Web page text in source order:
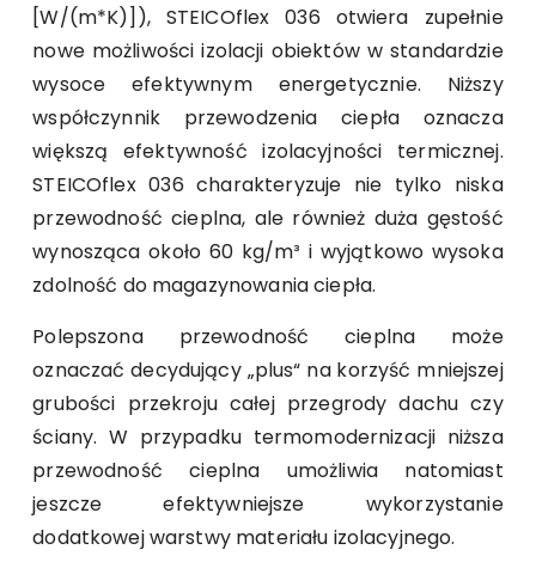
[W/(m*K)]), STEICOflex 036 otwiera zupełnie
nowe możliwości izolacji obiektów w standardzie
wysoce efektywnym energetycznie. Niższy
współczynnik przewodzenia ciepła oznacza
większą efektywność izolacyjności termicznej.
STEICOflex 036 charakteryzuje nie tylko niska
przewodność cieplna, ale również duża gęstość
wynosząca około 60 kg/m³ i wyjątkowo wysoka
zdolność do magazynowania ciepła.
Polepszona przewodność cieplna może
oznaczać decydujący „plus“ na korzyść mniejszej
grubości przekroju całej przegrody dachu czy
ściany. W przypadku termomodernizacji niższa
przewodność cieplna umożliwia natomiast
jeszcze efektywniejsze wykorzystanie
dodatkowej warstwy materiału izolacyjnego.